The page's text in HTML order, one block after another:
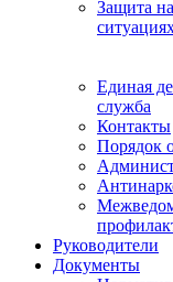
Защита
Единая
служба
Контакты
Порядок
Руководители
Документы